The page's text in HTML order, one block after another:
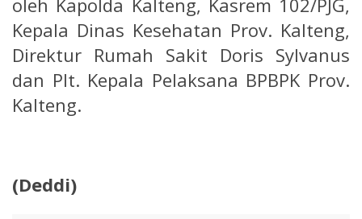
Kepala Dinas Kesehatan Prov. Kalteng,
Direktur Rumah Sakit Doris Sylvanus
dan Plt. Kepala Pelaksana BPBPK Prov.
Kalteng.
(Deddi)